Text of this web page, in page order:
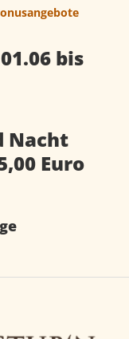
bis
Nacht
Euro